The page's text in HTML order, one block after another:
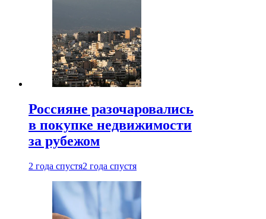
Россияне разочаровались
в покупке недвижимости
за рубежом
2 года спустя2 года спустя